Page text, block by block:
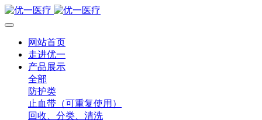
网站首页
走进优一
产品展示
全部
防护类
止血带（可重复使用）
回收、分类、清洗